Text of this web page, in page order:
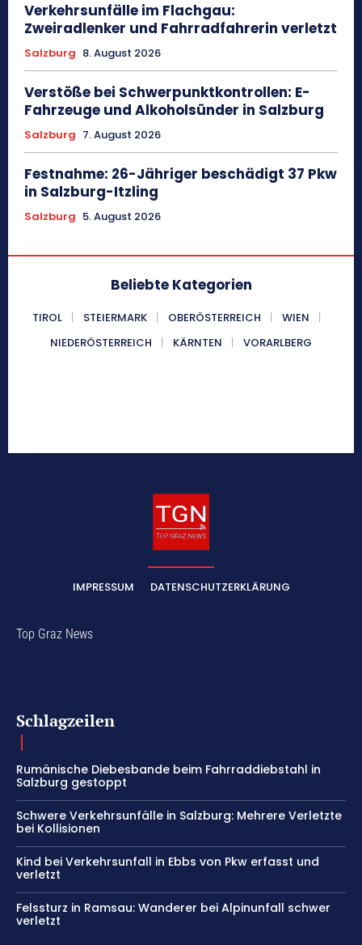
Verkehrsunfälle im Flachgau:
Zweiradlenker und Fahrradfahrerin verletzt
Salzburg 8. August 2026
Verstöße bei Schwerpunktkontrollen: E-
Fahrzeuge und Alkoholsünder in Salzburg
Salzburg 7. August 2026
Festnahme: 26-Jähriger beschädigt 37 Pkw
in Salzburg-Itzling
Salzburg 5. August 2026
Beliebte Kategorien
TIROL STEIERMARK OBERÖSTERREICH
WIEN
NIEDERÖSTERREICH
KÄRNTEN VORARLBERG
IMPRESSUM DATENSCHUTZERKLÄRUNG
Top Graz News
Schlagzeilen
Rumänische Diebesbande beim Fahrraddiebstahl in
Salzburg gestoppt
Schwere Verkehrsunfälle in Salzburg: Mehrere Verletzte
bei Kollisionen
Kind bei Verkehrsunfall in Ebbs von Pkw erfasst und
verletzt
Felssturz in Ramsau: Wanderer bei Alpinunfall schwer
verletzt